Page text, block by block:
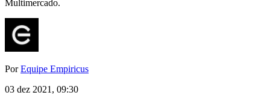
Multimercado.
PorEquipe Empiricus
03 dez 2021, 09:30